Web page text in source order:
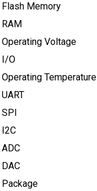
Flash Memory
RAM
Operating Voltage
I/O
Operating Temperature
UART
SPI
I2C
ADC
DAC
Package